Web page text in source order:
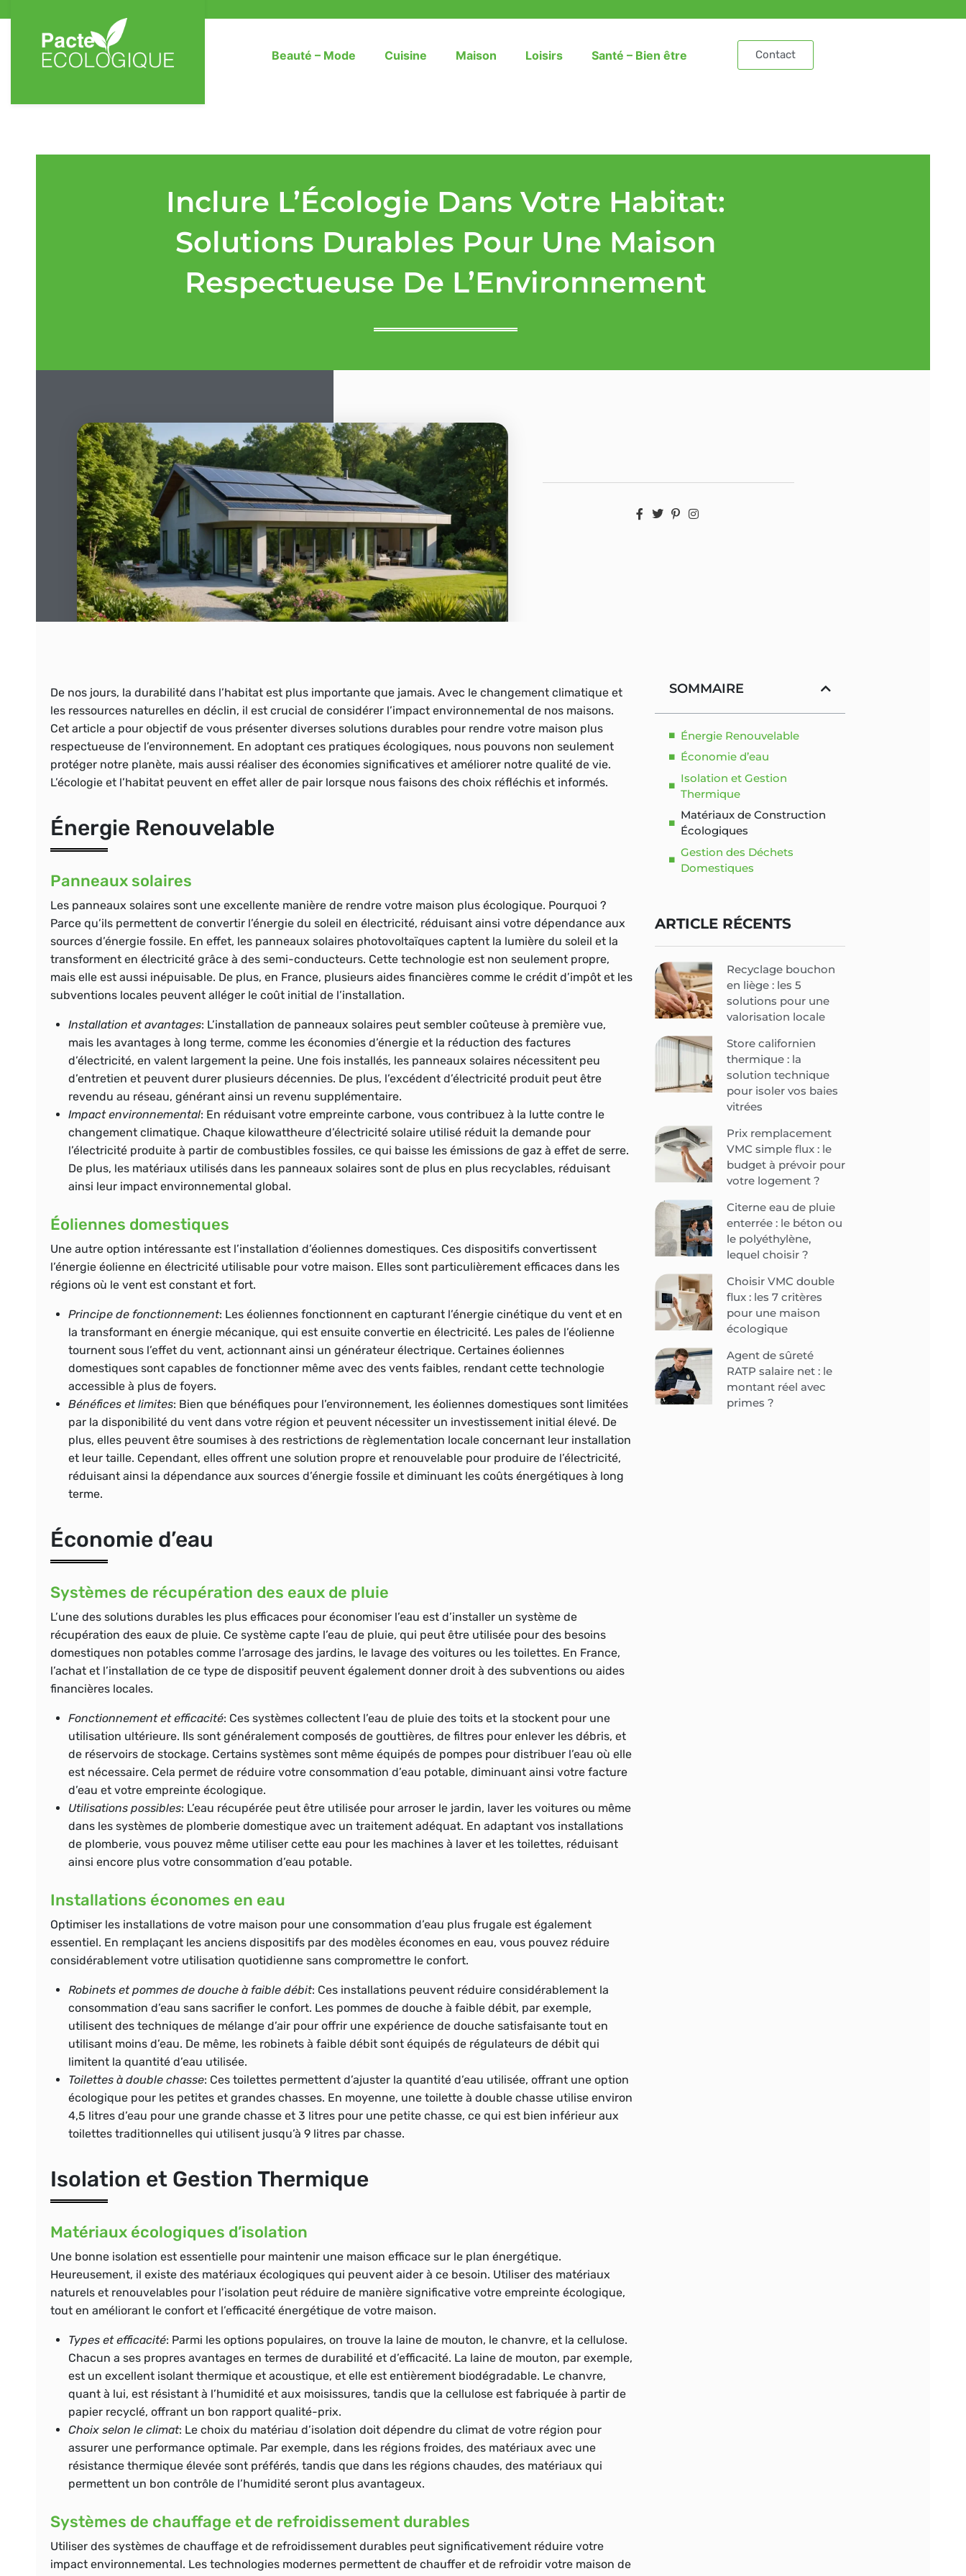
Beauté – Mode Cuisine Maison Loisirs Santé – Bien être Contact
Inclure L’Écologie Dans Votre Habitat:
Solutions Durables Pour Une Maison
Respectueuse De L’Environnement
De nos jours, la durabilité dans l’habitat est plus importante que jamais. Avec le changement climatique et
les ressources naturelles en déclin, il est crucial de considérer l’impact environnemental de nos maisons.
Cet article a pour objectif de vous présenter diverses solutions durables pour rendre votre maison plus
respectueuse de l’environnement. En adoptant ces pratiques écologiques, nous pouvons non seulement
protéger notre planète, mais aussi réaliser des économies significatives et améliorer notre qualité de vie.
L’écologie et l’habitat peuvent en effet aller de pair lorsque nous faisons des choix réfléchis et informés.
Énergie Renouvelable
Panneaux solaires
Les panneaux solaires sont une excellente manière de rendre votre maison plus écologique. Pourquoi ?
Parce qu’ils permettent de convertir l’énergie du soleil en électricité, réduisant ainsi votre dépendance aux
sources d’énergie fossile. En effet, les panneaux solaires photovoltaïques captent la lumière du soleil et la
transforment en électricité grâce à des semi-conducteurs. Cette technologie est non seulement propre,
mais elle est aussi inépuisable. De plus, en France, plusieurs aides financières comme le crédit d’impôt et les
subventions locales peuvent alléger le coût initial de l’installation.
Installation et avantages: L’installation de panneaux solaires peut sembler coûteuse à première vue,
mais les avantages à long terme, comme les économies d’énergie et la réduction des factures
d’électricité, en valent largement la peine. Une fois installés, les panneaux solaires nécessitent peu
d’entretien et peuvent durer plusieurs décennies. De plus, l’excédent d’électricité produit peut être
revendu au réseau, générant ainsi un revenu supplémentaire.
Impact environnemental: En réduisant votre empreinte carbone, vous contribuez à la lutte contre le
changement climatique. Chaque kilowattheure d’électricité solaire utilisé réduit la demande pour
l’électricité produite à partir de combustibles fossiles, ce qui baisse les émissions de gaz à effet de serre.
De plus, les matériaux utilisés dans les panneaux solaires sont de plus en plus recyclables, réduisant
ainsi leur impact environnemental global.
Éoliennes domestiques
Une autre option intéressante est l’installation d’éoliennes domestiques. Ces dispositifs convertissent
l’énergie éolienne en électricité utilisable pour votre maison. Elles sont particulièrement efficaces dans les
régions où le vent est constant et fort.
Principe de fonctionnement: Les éoliennes fonctionnent en capturant l’énergie cinétique du vent et en
la transformant en énergie mécanique, qui est ensuite convertie en électricité. Les pales de l’éolienne
tournent sous l’effet du vent, actionnant ainsi un générateur électrique. Certaines éoliennes
domestiques sont capables de fonctionner même avec des vents faibles, rendant cette technologie
accessible à plus de foyers.
Bénéfices et limites: Bien que bénéfiques pour l’environnement, les éoliennes domestiques sont limitées
par la disponibilité du vent dans votre région et peuvent nécessiter un investissement initial élevé. De
plus, elles peuvent être soumises à des restrictions de règlementation locale concernant leur installation
et leur taille. Cependant, elles offrent une solution propre et renouvelable pour produire de l’électricité,
réduisant ainsi la dépendance aux sources d’énergie fossile et diminuant les coûts énergétiques à long
terme.
Économie d’eau
Systèmes de récupération des eaux de pluie
L’une des solutions durables les plus efficaces pour économiser l’eau est d’installer un système de
récupération des eaux de pluie. Ce système capte l’eau de pluie, qui peut être utilisée pour des besoins
domestiques non potables comme l’arrosage des jardins, le lavage des voitures ou les toilettes. En France,
l’achat et l’installation de ce type de dispositif peuvent également donner droit à des subventions ou aides
financières locales.
Fonctionnement et efficacité: Ces systèmes collectent l’eau de pluie des toits et la stockent pour une
utilisation ultérieure. Ils sont généralement composés de gouttières, de filtres pour enlever les débris, et
de réservoirs de stockage. Certains systèmes sont même équipés de pompes pour distribuer l’eau où elle
est nécessaire. Cela permet de réduire votre consommation d’eau potable, diminuant ainsi votre facture
d’eau et votre empreinte écologique.
Utilisations possibles: L’eau récupérée peut être utilisée pour arroser le jardin, laver les voitures ou même
dans les systèmes de plomberie domestique avec un traitement adéquat. En adaptant vos installations
de plomberie, vous pouvez même utiliser cette eau pour les machines à laver et les toilettes, réduisant
ainsi encore plus votre consommation d’eau potable.
Installations économes en eau
Optimiser les installations de votre maison pour une consommation d’eau plus frugale est également
essentiel. En remplaçant les anciens dispositifs par des modèles économes en eau, vous pouvez réduire
considérablement votre utilisation quotidienne sans compromettre le confort.
Robinets et pommes de douche à faible débit: Ces installations peuvent réduire considérablement la
consommation d’eau sans sacrifier le confort. Les pommes de douche à faible débit, par exemple,
utilisent des techniques de mélange d’air pour offrir une expérience de douche satisfaisante tout en
utilisant moins d’eau. De même, les robinets à faible débit sont équipés de régulateurs de débit qui
limitent la quantité d’eau utilisée.
Toilettes à double chasse: Ces toilettes permettent d’ajuster la quantité d’eau utilisée, offrant une option
écologique pour les petites et grandes chasses. En moyenne, une toilette à double chasse utilise environ
4,5 litres d’eau pour une grande chasse et 3 litres pour une petite chasse, ce qui est bien inférieur aux
toilettes traditionnelles qui utilisent jusqu’à 9 litres par chasse.
Isolation et Gestion Thermique
Matériaux écologiques d’isolation
Une bonne isolation est essentielle pour maintenir une maison efficace sur le plan énergétique.
Heureusement, il existe des matériaux écologiques qui peuvent aider à ce besoin. Utiliser des matériaux
naturels et renouvelables pour l’isolation peut réduire de manière significative votre empreinte écologique,
tout en améliorant le confort et l’efficacité énergétique de votre maison.
Types et efficacité: Parmi les options populaires, on trouve la laine de mouton, le chanvre, et la cellulose.
Chacun a ses propres avantages en termes de durabilité et d’efficacité. La laine de mouton, par exemple,
est un excellent isolant thermique et acoustique, et elle est entièrement biodégradable. Le chanvre,
quant à lui, est résistant à l’humidité et aux moisissures, tandis que la cellulose est fabriquée à partir de
papier recyclé, offrant un bon rapport qualité-prix.
Choix selon le climat: Le choix du matériau d’isolation doit dépendre du climat de votre région pour
assurer une performance optimale. Par exemple, dans les régions froides, des matériaux avec une
résistance thermique élevée sont préférés, tandis que dans les régions chaudes, des matériaux qui
permettent un bon contrôle de l’humidité seront plus avantageux.
Systèmes de chauffage et de refroidissement durables
Utiliser des systèmes de chauffage et de refroidissement durables peut significativement réduire votre
impact environnemental. Les technologies modernes permettent de chauffer et de refroidir votre maison de
SOMMAIRE
Énergie Renouvelable
Économie d’eau
Isolation et Gestion
Thermique
Matériaux de Construction
Écologiques
Gestion des Déchets
Domestiques
ARTICLE RÉCENTS
Recyclage bouchon
en liège : les 5
solutions pour une
valorisation locale
Store californien
thermique : la
solution technique
pour isoler vos baies
vitrées
Prix remplacement
VMC simple flux : le
budget à prévoir pour
votre logement ?
Citerne eau de pluie
enterrée : le béton ou
le polyéthylène,
lequel choisir ?
Choisir VMC double
flux : les 7 critères
pour une maison
écologique
Agent de sûreté
RATP salaire net : le
montant réel avec
primes ?